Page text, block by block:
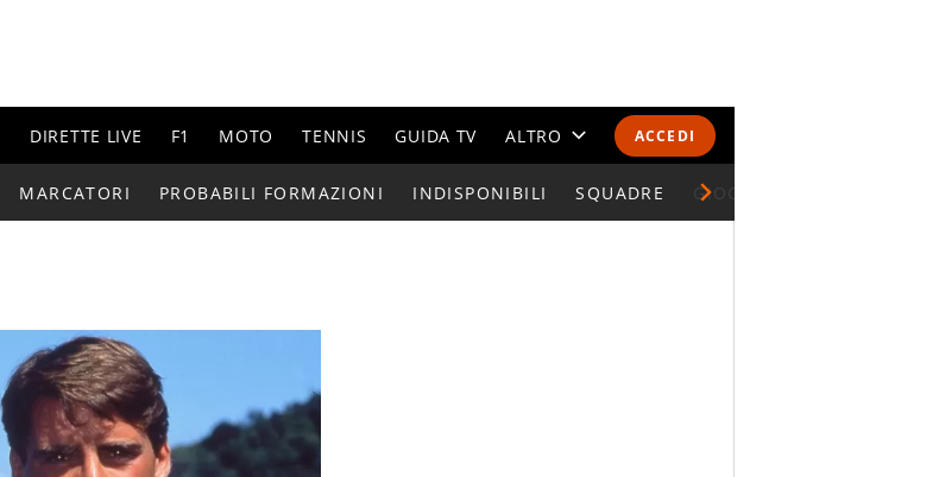
ACCEDI
DIRETTE LIVE F1 MOTO TENNIS GUIDA TV ALTRO
CALENDARI E CLASSIFICHE
MARCATORI PROBABILI FORMAZIONI INDISPONIBILI SQUADRE GIOCATORI SERIE A